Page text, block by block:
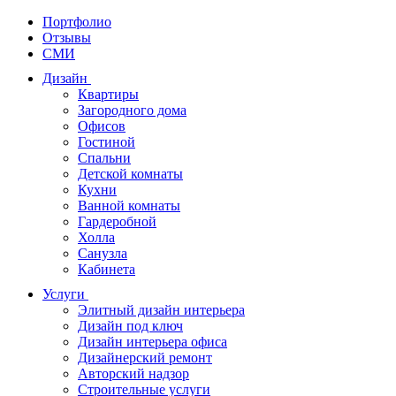
Портфолио
Отзывы
СМИ
Дизайн
Квартиры
Загородного дома
Офисов
Гостиной
Спальни
Детской комнаты
Кухни
Ванной комнаты
Гардеробной
Холла
Санузла
Кабинета
Услуги
Элитный дизайн интерьера
Дизайн под ключ
Дизайн интерьера офиса
Дизайнерский ремонт
Авторский надзор
Строительные услуги